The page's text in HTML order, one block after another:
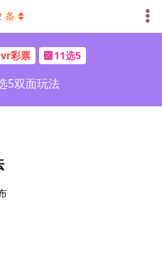
vr彩票 11选5
5双面玩法
条